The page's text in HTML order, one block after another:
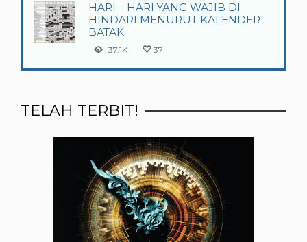
HARI – HARI YANG WAJIB DI
HINDARI MENURUT KALENDER
BATAK
37.1K 37
TELAH TERBIT!